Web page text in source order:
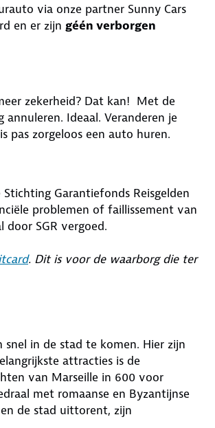
via onze partner Sunny Cars
en er zijn géén verborgen
zekerheid? Dat kan! Met de
Ideaal. Veranderen je
pas zorgeloos een auto huren.
Garantiefonds Reisgelden
problemen of faillissement van
SGR vergoed.
. Dit is voor de waarborg die ter
in de stad te komen. Hier zijn
attracties is de
van Marseille in 600 voor
met romaanse en Byzantijnse
de stad uittorent, zijn